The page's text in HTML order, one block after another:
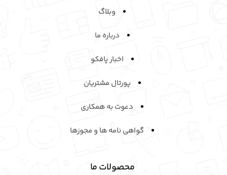
وبلاگ
درباره ما
اخبار پافکو
پورتال مشتریان
دعوت به همکاری
گواهی نامه ها و مجوزها
محصولات ما